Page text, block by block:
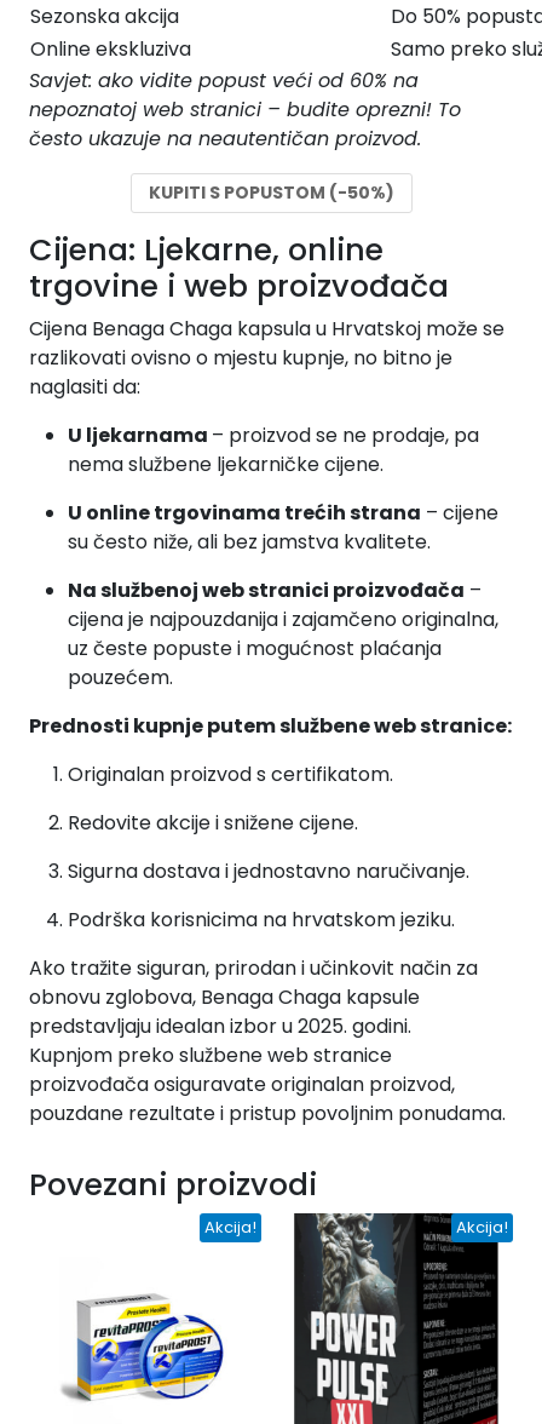
Sezonska akcija
Do 50%
Online ekskluziva
Samo preko
Savjet: ako vidite popust veći od 60% na
nepoznatoj web stranici – budite oprezni! To
često ukazuje na neautentičan proizvod.
KUPITI S POPUSTOM (-50%)
Cijena: Ljekarne, online
trgovine i web proizvođača
Cijena Benaga Chaga kapsula u Hrvatskoj može se
razlikovati ovisno o mjestu kupnje, no bitno je
naglasiti da:
U ljekarnama – proizvod se ne prodaje, pa
nema službene ljekarničke cijene.
U online trgovinama trećih strana – cijene
su često niže, ali bez jamstva kvalitete.
Na službenoj web stranici proizvođača –
cijena je najpouzdanija i zajamčeno originalna,
uz česte popuste i mogućnost plaćanja
pouzećem.
Prednosti kupnje putem službene web stranice:
Originalan proizvod s certifikatom.
Redovite akcije i snižene cijene.
Sigurna dostava i jednostavno naručivanje.
Podrška korisnicima na hrvatskom jeziku.
Ako tražite siguran, prirodan i učinkovit način za
obnovu zglobova, Benaga Chaga kapsule
predstavljaju idealan izbor u 2025. godini.
Kupnjom preko službene web stranice
proizvođača osiguravate originalan proizvod,
pouzdane rezultate i pristup povoljnim ponudama.
Povezani proizvodi
Akcija! Akcija!